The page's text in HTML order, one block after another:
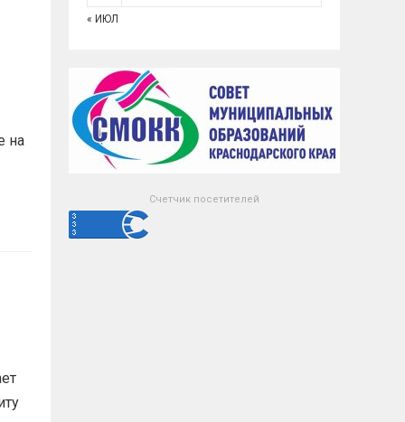
на
« ИЮЛ
Счетчик посетителей